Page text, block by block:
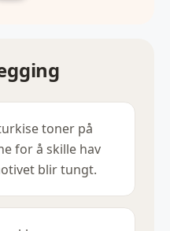
toner på
for å skille hav
blir tungt.